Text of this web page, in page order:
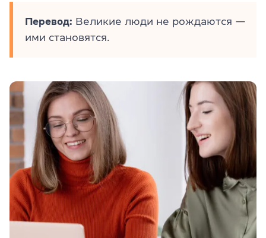
Перевод: Великие люди не рождаются —
ими становятся.